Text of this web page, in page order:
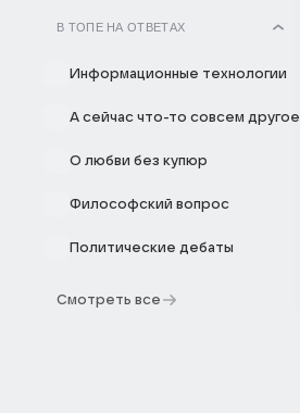
В ТОПЕ НА ОТВЕТАХ
Информационные технологии
А сейчас что-то совсем другое
О любви без купюр
Философский вопрос
Политические дебаты
Смотреть все